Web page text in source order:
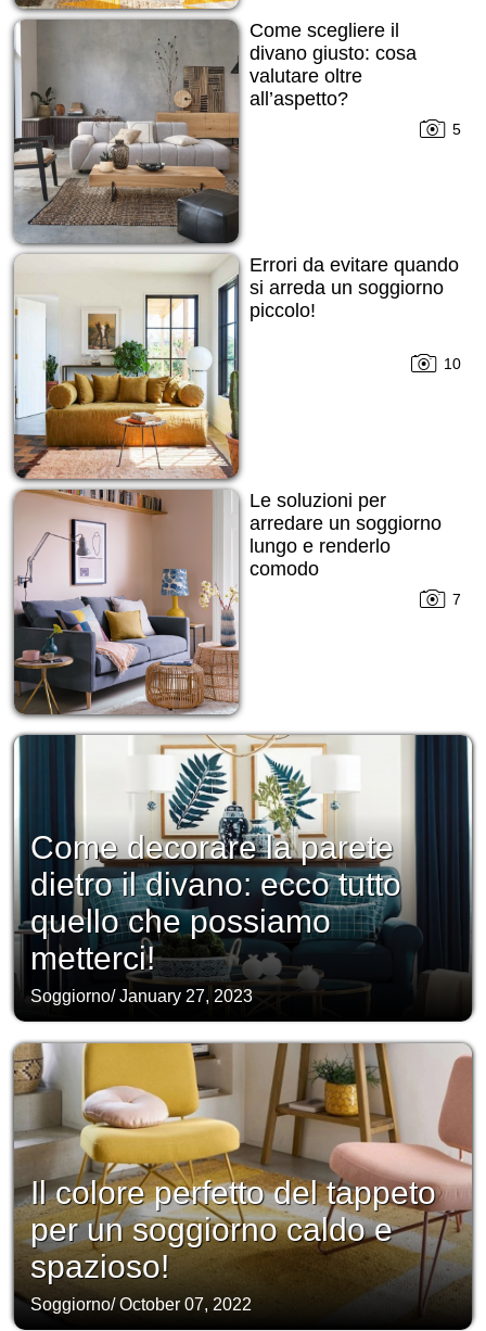
Come scegliere il
divano giusto: cosa
valutare oltre
all’aspetto?
5
Errori da evitare quando
si arreda un soggiorno
piccolo!
10
Le soluzioni per
arredare un soggiorno
lungo e renderlo
comodo
7
Come decorare la parete
dietro il divano: ecco tutto
quello che possiamo
metterci!
Soggiorno/January 27, 2023
Il colore perfetto del tappeto
per un soggiorno caldo e
spazioso!
Soggiorno/October 07, 2022